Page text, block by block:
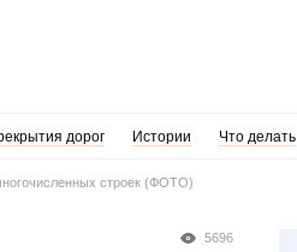
дорог Истории Что делать
строек (ФОТО)
5696